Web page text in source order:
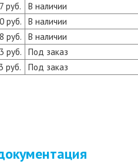
руб. В наличии
руб. В наличии
руб. В наличии
руб. Под заказ
руб. Под заказ